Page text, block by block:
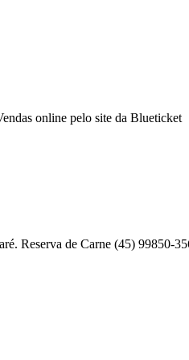
online pelo site da Blueticket
Reserva de Carne (45) 99850-